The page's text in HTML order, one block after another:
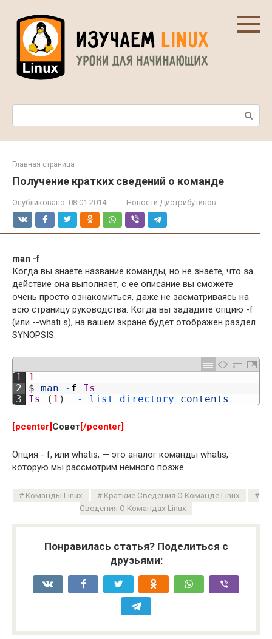
контенту
Поиск:
Главная страница
Получение кратких сведений о команде
Опубликовано: 08.01.2014 Новости Дистрибутивов
man -f
Когда вы знаете название команды, но не знаете, что за
действие она выполняет, с ее описание вы сможете
очень просто ознакомиться, даже не засматриваясь на
всю страницу руководства. Когда вы зададите опцию -f
(или --whati s), на вашем экране будет отображен раздел
SYNOPSIS.
1
2
3
1
$ man - f
Is
Is
( 1 ) - list directory contents
[pcenter] Совет[/pcenter]
Опция - f, или whatis, — это аналог команды whatis,
которую мы рассмотрим немного позже.
Команды Linux
Краткие Сведения О Команде Linux
Сведения О Командах Linux
Понравилась статья? Поделиться с
друзьями: